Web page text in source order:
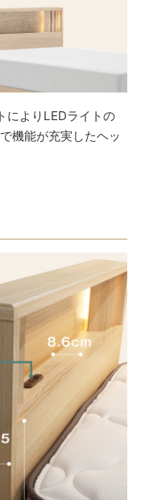
によりLEDライトの
機能が充実したヘッ